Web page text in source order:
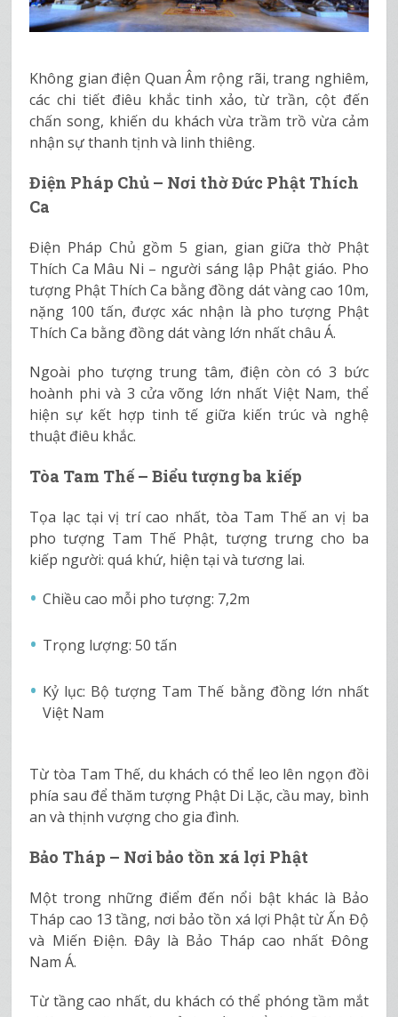
Không gian điện Quan Âm rộng rãi, trang nghiêm,
các chi tiết điêu khắc tinh xảo, từ trần, cột đến
chấn song, khiến du khách vừa trầm trồ vừa cảm
nhận sự thanh tịnh và linh thiêng.
Điện Pháp Chủ – Nơi thờ Đức Phật Thích
Ca
Điện Pháp Chủ gồm 5 gian, gian giữa thờ Phật
Thích Ca Mâu Ni – người sáng lập Phật giáo. Pho
tượng Phật Thích Ca bằng đồng dát vàng cao 10m,
nặng 100 tấn, được xác nhận là pho tượng Phật
Thích Ca bằng đồng dát vàng lớn nhất châu Á.
Ngoài pho tượng trung tâm, điện còn có 3 bức
hoành phi và 3 cửa võng lớn nhất Việt Nam, thể
hiện sự kết hợp tinh tế giữa kiến trúc và nghệ
thuật điêu khắc.
Tòa Tam Thế – Biểu tượng ba kiếp
Tọa lạc tại vị trí cao nhất, tòa Tam Thế an vị ba
pho tượng Tam Thế Phật, tượng trưng cho ba
kiếp người: quá khứ, hiện tại và tương lai.
Chiều cao mỗi pho tượng: 7,2m
Trọng lượng: 50 tấn
Kỷ lục: Bộ tượng Tam Thế bằng đồng lớn nhất
Việt Nam
Từ tòa Tam Thế, du khách có thể leo lên ngọn đồi
phía sau để thăm tượng Phật Di Lặc, cầu may, bình
an và thịnh vượng cho gia đình.
Bảo Tháp – Nơi bảo tồn xá lợi Phật
Một trong những điểm đến nổi bật khác là Bảo
Tháp cao 13 tầng, nơi bảo tồn xá lợi Phật từ Ấn Độ
và Miến Điện. Đây là Bảo Tháp cao nhất Đông
Nam Á.
Từ tầng cao nhất, du khách có thể phóng tầm mắt